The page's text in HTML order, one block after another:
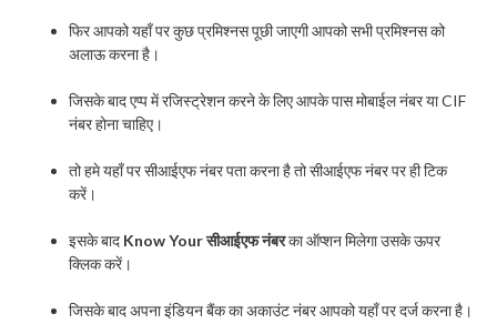
फिर आपको यहाँ पर कुछ प्रमिश्नस पूछी जाएगी आपको सभी प्रमिश्नस को
अलाऊ करना है।
जिसके बाद एप्प में रजिस्ट्रेशन करने के लिए आपके पास मोबाईल नंबर या CIF
नंबर होना चाहिए।
तो हमे यहाँ पर सीआईएफ नंबर पता करना है तो सीआईएफ नंबर पर ही टिक
करें।
इसके बाद Know Your सीआईएफ नंबरका ऑप्शन मिलेगा उसके ऊपर
क्लिक करें।
जिसके बाद अपना इंडियन बैंक का अकाउंट नंबर आपको यहाँ पर दर्ज करना है।